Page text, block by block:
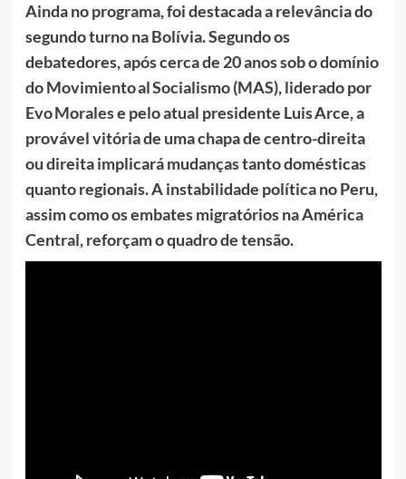
Ainda no programa, foi destacada a relevância do
segundo turno na Bolívia. Segundo os
debatedores, após cerca de 20 anos sob o domínio
do Movimiento al Socialismo (MAS), liderado por
Evo Morales e pelo atual presidente Luis Arce, a
provável vitória de uma chapa de centro-direita
ou direita implicará mudanças tanto domésticas
quanto regionais. A instabilidade política no Peru,
assim como os embates migratórios na América
Central, reforçam o quadro de tensão.